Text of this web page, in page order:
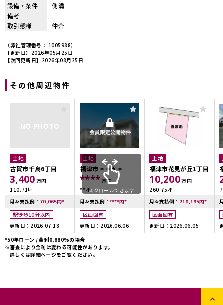
設備・条件
側溝
備考
取引態様
仲介
（弊社管理番号： 1005988）
【更新日】2026年05月25日
【次回更新日】2026年08月25日
その他周辺物件
NO PHOTO
土地
古賀市千鳥6丁目
3,400 万円
110.71坪
月々支払例： 70,065円*
駅徒歩10分以内
更新日：2026.07.18
土地
福津市＊＊＊＊
****万円
**坪
月々支払例： ****円*
区画図有
更新日：2026.06.06
土地
福津市花見が丘1丁目
10,200万円
260.75坪
月々支払例： 210,195円*
区画図有
更新日：2026.06.05
スクロールできます
*50年ローン / 金利0.880%の場合
※審査により金利は変わる可能性があります。
詳しくは詳細ページをご覧ください。